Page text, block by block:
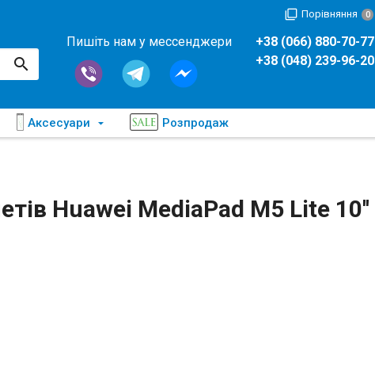
Порівняння 0
Пишіть нам у мессенджери
+38 (066) 880-70-77
+38 (048) 239-96-20
Аксесуари Розпродаж
Huawei MediaPad M5 Lite 10''